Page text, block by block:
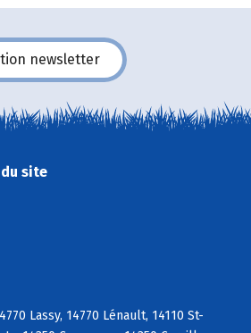
newsletter
site
Lassy, 14770 Lénault, 14110 St-